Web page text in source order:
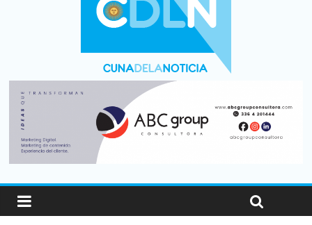
Fuerte caída de la venta de autos usados en julio: bajó un 12,6%
Central venció 1 a 0 al River de Coudet en el Monumental
Pullaro mejora sus relaciones con el Gobierno nacional